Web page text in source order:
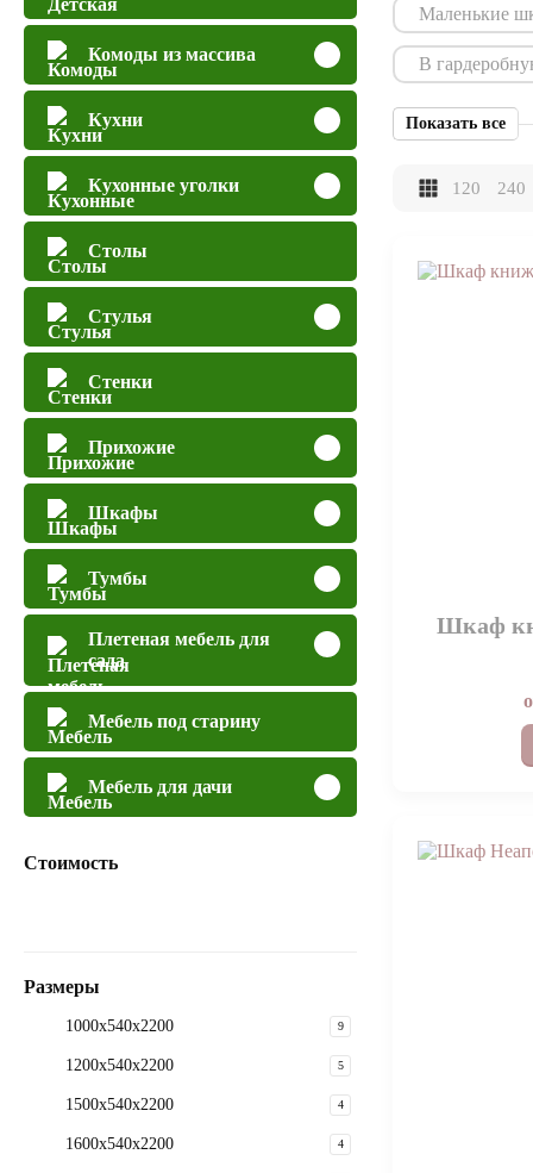
Комоды из массива
Кухни
Кухонные уголки
Столы
Стулья
Стенки
Прихожие
Шкафы
Тумбы
Плетеная мебель для
сада
Мебель под старину
Мебель для дачи
Стоимость
Размеры
1000х540х2200 9
1200х540х2200 5
1500х540х2200 4
1600х540х2200 4
Маленькие
В
Показать все
120 240
Шкаф